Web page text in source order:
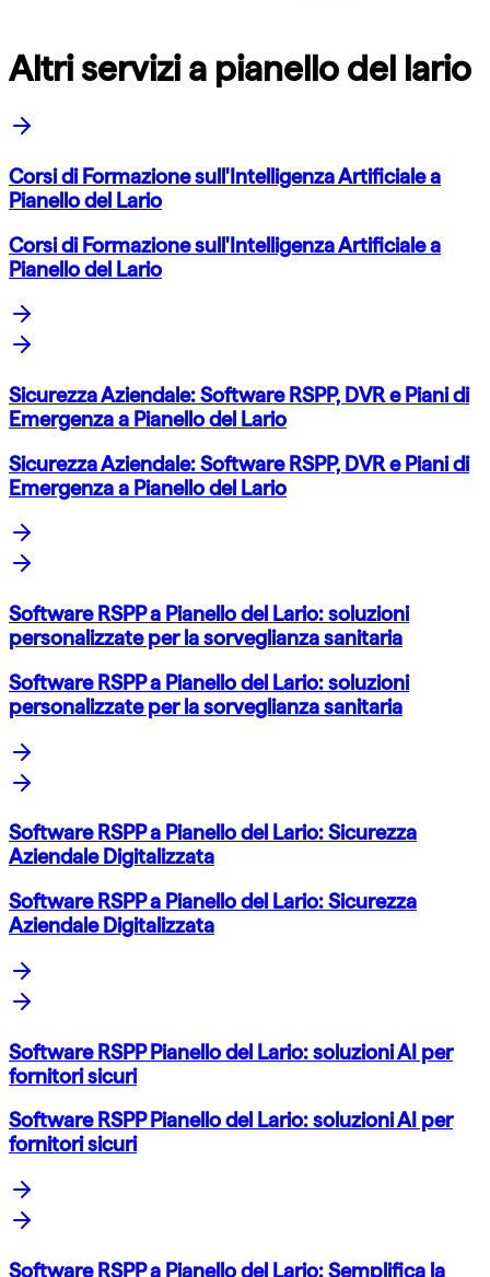
Altri servizi a pianello del lario
Corsi di Formazione sull'Intelligenza Artificiale a
Pianello del Lario
Corsi di Formazione sull'Intelligenza Artificiale a
Pianello del Lario
Sicurezza Aziendale: Software RSPP, DVR e Piani di
Emergenza a Pianello del Lario
Sicurezza Aziendale: Software RSPP, DVR e Piani di
Emergenza a Pianello del Lario
Software RSPP a Pianello del Lario: soluzioni
personalizzate per la sorveglianza sanitaria
Software RSPP a Pianello del Lario: soluzioni
personalizzate per la sorveglianza sanitaria
Software RSPP a Pianello del Lario: Sicurezza
Aziendale Digitalizzata
Software RSPP a Pianello del Lario: Sicurezza
Aziendale Digitalizzata
Software RSPP Pianello del Lario: soluzioni AI per
fornitori sicuri
Software RSPP Pianello del Lario: soluzioni AI per
fornitori sicuri
Software RSPP a Pianello del Lario: Semplifica la